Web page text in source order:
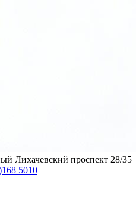
Лихачевский проспект 28/35
168 5010